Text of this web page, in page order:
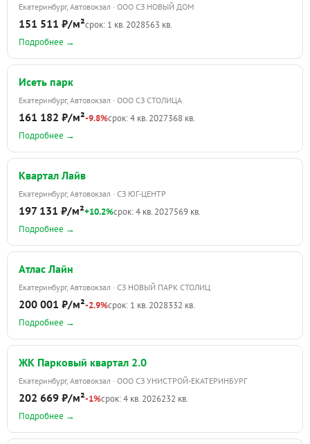
Екатеринбург, Автовокзал · ООО СЗ НОВЫЙ ДОМ
151 511 ₽/м²срок: 1 кв. 2028563 кв.
Подробнее →
Исеть парк
Екатеринбург, Автовокзал · ООО СЗ СТОЛИЦА
161 182 ₽/м²-9.8%срок: 4 кв. 2027368 кв.
Подробнее →
Квартал Лайв
Екатеринбург, Автовокзал · СЗ ЮГ-ЦЕНТР
197 131 ₽/м²+10.2%срок: 4 кв. 2027569 кв.
Подробнее →
Атлас Лайн
Екатеринбург, Автовокзал · СЗ НОВЫЙ ПАРК СТОЛИЦ
200 001 ₽/м²-2.9%срок: 1 кв. 2028332 кв.
Подробнее →
ЖК Парковый квартал 2.0
Екатеринбург, Автовокзал · ООО СЗ УНИСТРОЙ-ЕКАТЕРИНБУРГ
202 669 ₽/м²-1%срок: 4 кв. 2026232 кв.
Подробнее →